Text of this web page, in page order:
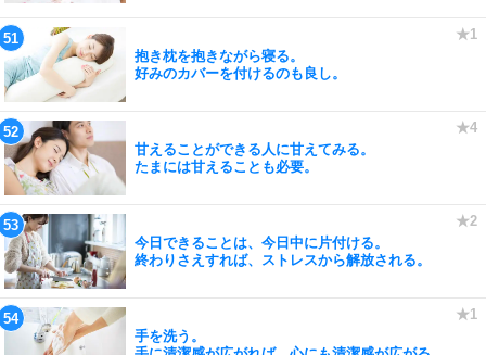
抱き枕を抱きながら寝る。
好みのカバーを付けるのも良し。
甘えることができる人に甘えてみる。
たまには甘えることも必要。
今日できることは、今日中に片付ける。
終わりさえすれば、ストレスから解放される。
手を洗う。